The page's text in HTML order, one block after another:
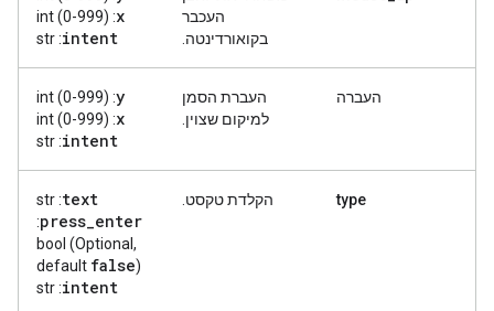
העכבר
בקואורדינטה.
x
: int (0-999)
intent
: str
העברה
העברת הסמן
למיקום שצוין.
y
: int (0-999)
x
: int (0-999)
intent
: str
type הקלדת טקסט. text
: str
press_enter
:
bool (Optional,
default false)
intent
: str